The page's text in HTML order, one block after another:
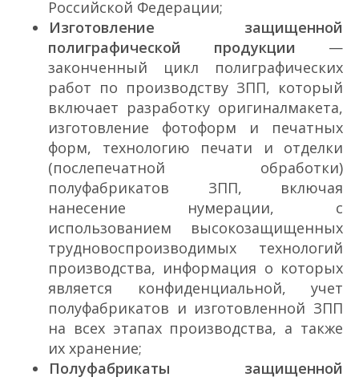
Российской Федерации;
Изготовление защищенной
полиграфической продукции —
законченный цикл полиграфических
работ по производству ЗПП, который
включает разработку оригинал­макета,
изготовление фотоформ и печатных
форм, технологию печати и отделки
(послепечатной обработки)
полуфабрикатов ЗПП, включая
нанесение нумерации, с
использованием высокозащищенных
трудновоспроизводимых технологий
производства, информация о которых
является конфиденциальной, учет
полуфабрикатов и изготовленной ЗПП
на всех этапах производства, а также
их хранение;
Полуфабрикаты защищенной